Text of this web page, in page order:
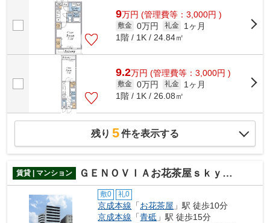
9万円 (管理費等：3,000円 )
敷金 0万円 礼金
1ヶ月
1階 / 1K / 24.84㎡
9.2万円 (管理費等：3,000円 )
敷金 0万円 礼金
1ヶ月
1階 / 1K / 26.08㎡
残り 5件を表示する
賃貸 | マンション ＧＥＮＯＶＩＡお花茶屋ｓｋｙｇａｒｄｅｎ
敷0 礼0
京成本線 「お花茶屋 」駅 徒歩10分
京成本線 「青砥 」駅 徒歩15分